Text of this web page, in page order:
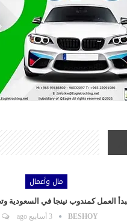
مال وأعمال
العمل كمندوب نينجا في السعودية
BESHOY 3 أسابيع ago